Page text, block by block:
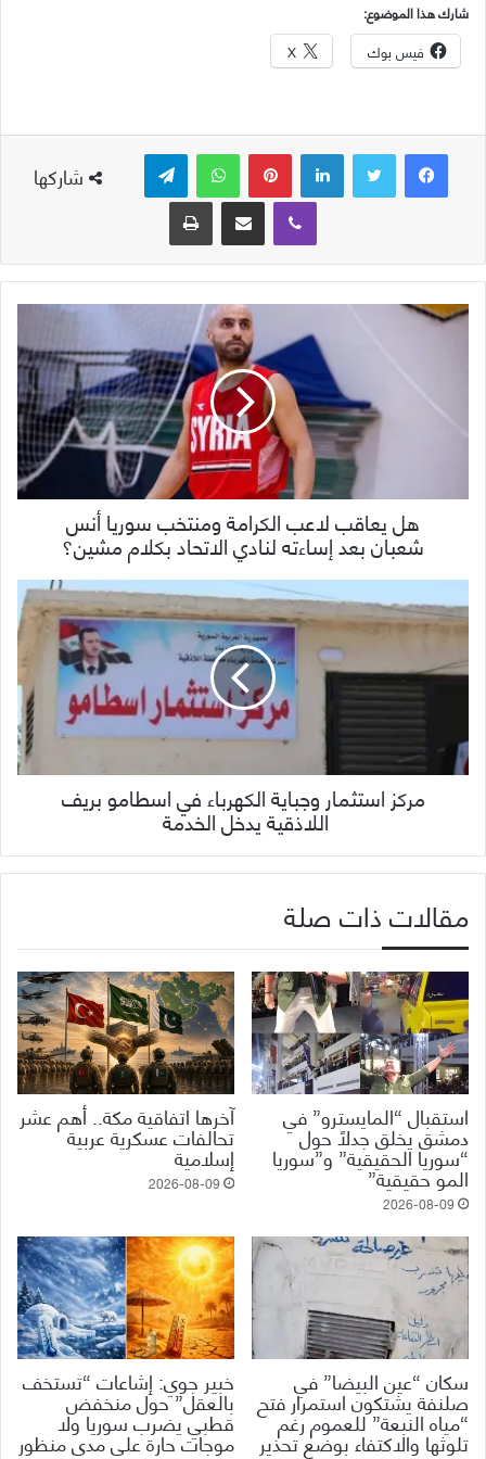
شارك هذا الموضوع:
فيس بوك X
شاركها
لينكدإن بينتيريست واتساب
ڤايبر
مشاركة عبر البريد طباعة
هل يعاقب لاعب الكرامة ومنتخب سوريا أنس
شعبان بعد إساءته لنادي الاتحاد بكلام مشين؟
مركز استثمار وجباية الكهرباء في اسطامو بريف
اللاذقية يدخل الخدمة
مقالات ذات صلة
استقبال “المايسترو” في
دمشق يخلق جدلاً حول
“سوريا الحقيقية” و”سوريا
المو حقيقية”
2026-08-09
آخرها اتفاقية مكة.. أهم عشر
تحالفات عسكرية عربية
إسلامية
2026-08-09
سكان “عين البيضا” في
صلنفة يشتكون استمرار فتح
“مياه النبعة” للعموم رغم
تلوثها والاكتفاء بوضع تحذير
خبير جوي: إشاعات “تستخف
بالعقل” حول منخفض
قطبي يضرب سوريا ولا
موجات حارة على مدى منظور